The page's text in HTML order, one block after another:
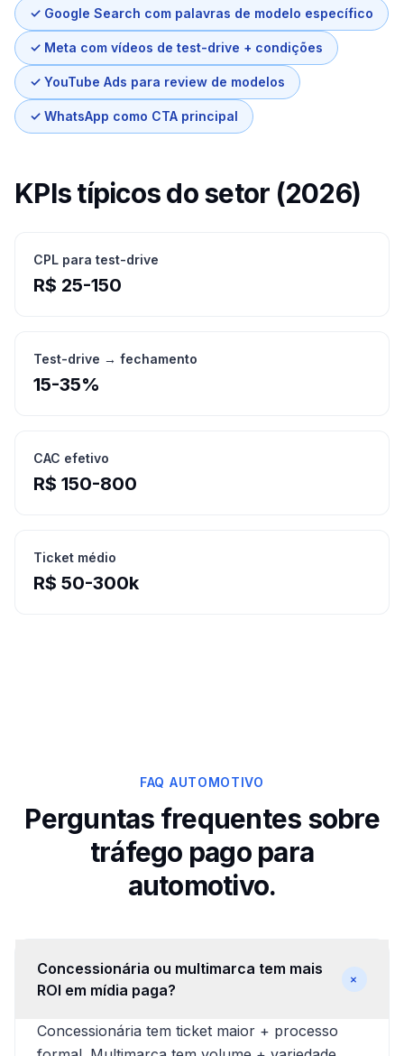
✓ Google Search com palavras de modelo específico
✓ Meta com vídeos de test-drive + condições
✓ YouTube Ads para review de modelos
✓ WhatsApp como CTA principal
KPIs típicos do setor (2026)
CPL para test-drive
R$ 25-150
Test-drive → fechamento
15-35%
CAC efetivo
R$ 150-800
Ticket médio
R$ 50-300k
FAQ AUTOMOTIVO
Perguntas frequentes sobre
tráfego pago para
automotivo.
Concessionária ou multimarca tem mais
ROI em mídia paga?
+
Concessionária tem ticket maior + processo